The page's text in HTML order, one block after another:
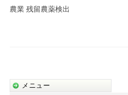
ゲ
農業 残留農薬検出
メニュー